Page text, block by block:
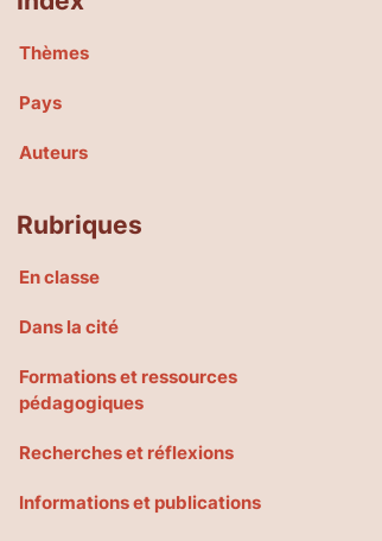
Thèmes
Pays
Auteurs
Rubriques
En classe
Dans la cité
Formations et ressources
pédagogiques
Recherches et réflexions
Informations et publications